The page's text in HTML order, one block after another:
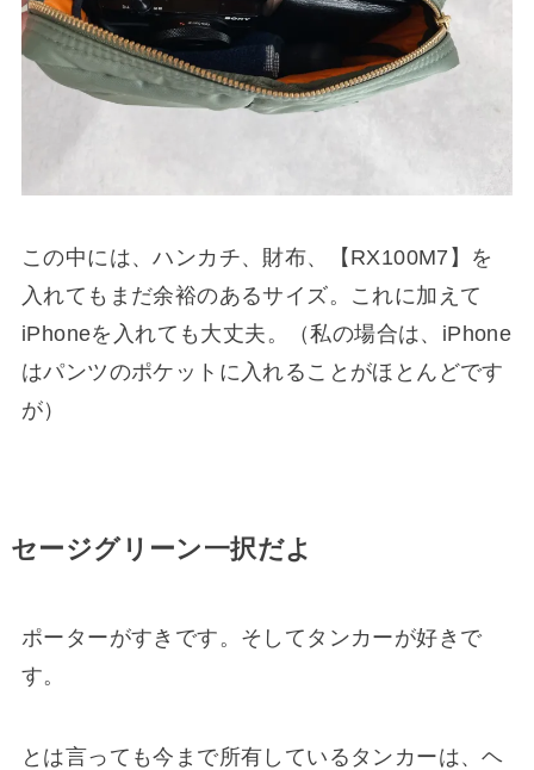
この中には、ハンカチ、財布、【RX100M7】を
入れてもまだ余裕のあるサイズ。これに加えて
iPhoneを入れても大丈夫。（私の場合は、iPhone
はパンツのポケットに入れることがほとんどです
が）
セージグリーン一択だよ
ポーターがすきです。そしてタンカーが好きで
す。
とは言っても今まで所有しているタンカーは、ヘ